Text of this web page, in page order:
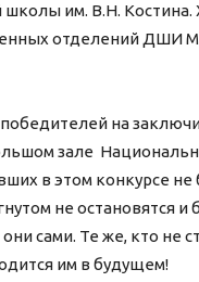
им. В.Н. Костина.
отделений ДШИ
на
зале
в этом конкурсе
не остановятся
сами. Те же, кто
им в будущем!